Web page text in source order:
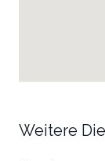
Weitere